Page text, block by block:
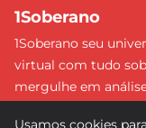
1Soberano
1Soberano seu
virtual com tudo
mergulhe em
Usamos cookies